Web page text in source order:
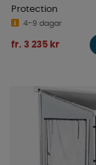
Protection
4-9 dagar
fr. 3 235 kr